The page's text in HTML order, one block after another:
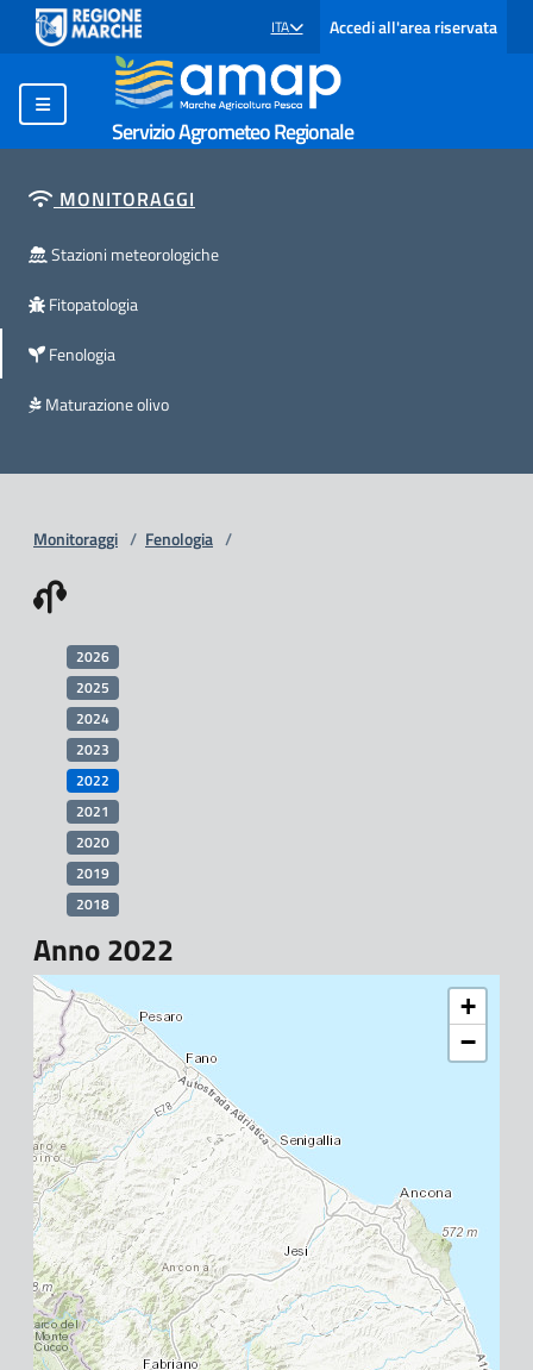
SELEZIONE LINGUA: LINGUA SELEZIONATA
ITA Accedi all'area riservata
Servizio Agrometeo Regionale
MONITORAGGI
Stazioni meteorologiche
Fitopatologia
Fenologia
Maturazione olivo
Monitoraggi / Fenologia /
2026
2025
2024
2023
2022
2021
2020
2019
2018
Anno 2022
+
−